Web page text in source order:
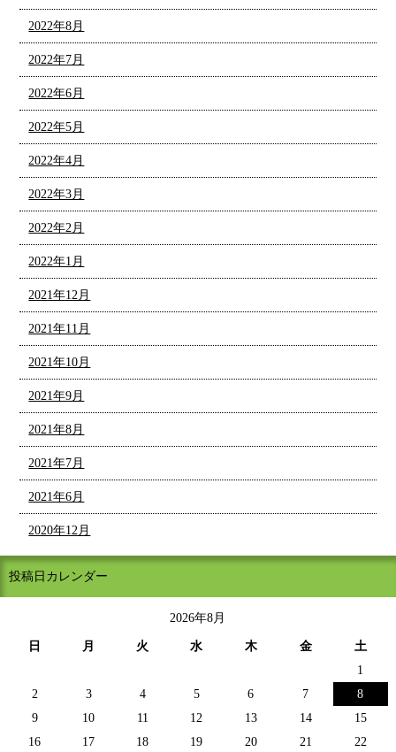
2022年8月
2022年7月
2022年6月
2022年5月
2022年4月
2022年3月
2022年2月
2022年1月
2021年12月
2021年11月
2021年10月
2021年9月
2021年8月
2021年7月
2021年6月
2020年12月
投稿日カレンダー
2026年8月
日 月 火 水 木 金
土
1
2
3 4 5 6 7
8
9
10 11 12 13 14
15
16
17 18 19 20 21 22